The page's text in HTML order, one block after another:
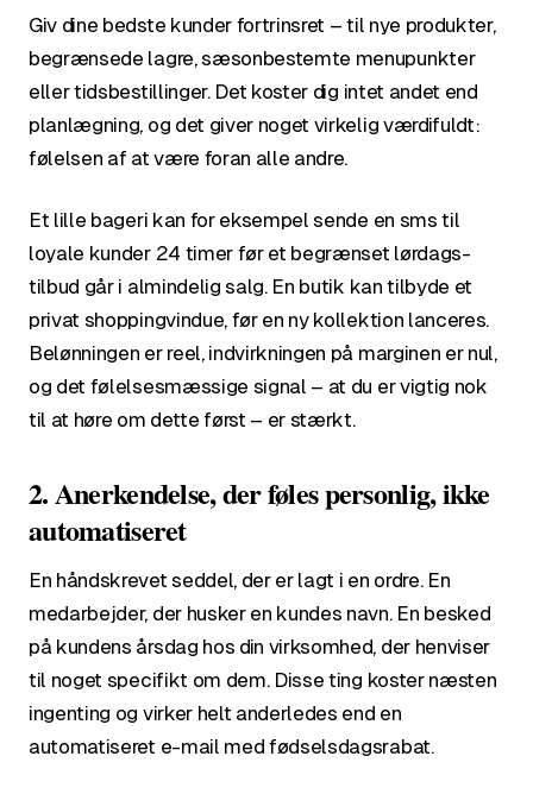
Giv dine bedste kunder fortrinsret – til nye produkter,
begrænsede lagre, sæsonbestemte menupunkter
eller tidsbestillinger. Det koster dig intet andet end
planlægning, og det giver noget virkelig værdifuldt:
følelsen af at være foran alle andre.
Et lille bageri kan for eksempel sende en sms til
loyale kunder 24 timer før et begrænset lørdags-
tilbud går i almindelig salg. En butik kan tilbyde et
privat shoppingvindue, før en ny kollektion lanceres.
Belønningen er reel, indvirkningen på marginen er nul,
og det følelsesmæssige signal – at du er vigtig nok
til at høre om dette først – er stærkt.
2. Anerkendelse, der føles personlig, ikke
automatiseret
En håndskrevet seddel, der er lagt i en ordre. En
medarbejder, der husker en kundes navn. En besked
på kundens årsdag hos din virksomhed, der henviser
til noget specifikt om dem. Disse ting koster næsten
ingenting og virker helt anderledes end en
automatiseret e-mail med fødselsdagsrabat.